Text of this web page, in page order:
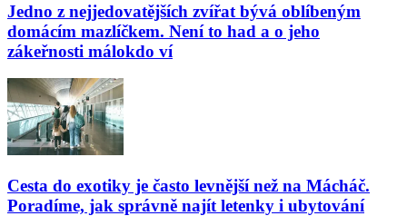
Jedno z nejjedovatějších zvířat bývá oblíbeným
domácím mazlíčkem. Není to had a o jeho
zákeřnosti málokdo ví
Cesta do exotiky je často levnější než na Mácháč.
Poradíme, jak správně najít letenky i ubytování